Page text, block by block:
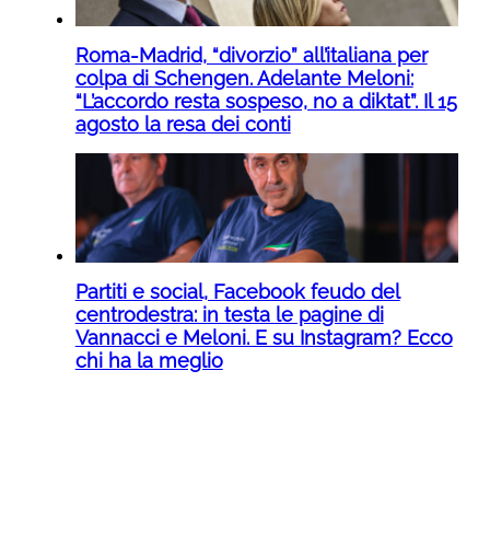
Roma-Madrid, “divorzio” all’italiana per
colpa di Schengen. Adelante Meloni:
“L’accordo resta sospeso, no a diktat”. Il 15
agosto la resa dei conti
Partiti e social, Facebook feudo del
centrodestra: in testa le pagine di
Vannacci e Meloni. E su Instagram? Ecco
chi ha la meglio